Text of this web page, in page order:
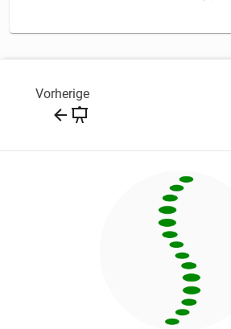
Vorherige